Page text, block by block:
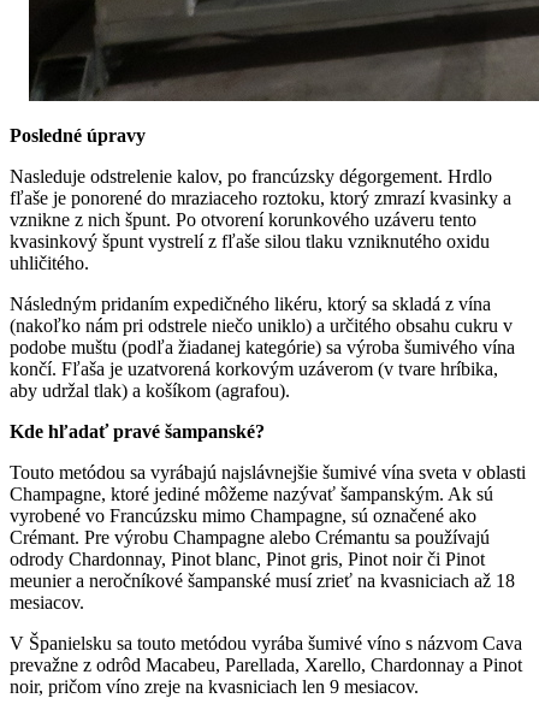
Posledné úpravy
Nasleduje odstrelenie kalov, po francúzsky dégorgement. Hrdlo
fľaše je ponorené do mraziaceho roztoku, ktorý zmrazí kvasinky a
vznikne z nich špunt. Po otvorení korunkového uzáveru tento
kvasinkový špunt vystrelí z fľaše silou tlaku vzniknutého oxidu
uhličitého.
Následným pridaním expedičného likéru, ktorý sa skladá z vína
(nakoľko nám pri odstrele niečo uniklo) a určitého obsahu cukru v
podobe muštu (podľa žiadanej kategórie) sa výroba šumivého vína
končí. Fľaša je uzatvorená korkovým uzáverom (v tvare hríbika,
aby udržal tlak) a košíkom (agrafou).
Kde hľadať pravé šampanské?
Touto metódou sa vyrábajú najslávnejšie šumivé vína sveta v oblasti
Champagne, ktoré jediné môžeme nazývať šampanským. Ak sú
vyrobené vo Francúzsku mimo Champagne, sú označené ako
Crémant. Pre výrobu Champagne alebo Crémantu sa používajú
odrody Chardonnay, Pinot blanc, Pinot gris, Pinot noir či Pinot
meunier a neročníkové šampanské musí zrieť na kvasniciach až 18
mesiacov.
V Španielsku sa touto metódou vyrába šumivé víno s názvom Cava
prevažne z odrôd Macabeu, Parellada, Xarello, Chardonnay a Pinot
noir, pričom víno zreje na kvasniciach len 9 mesiacov.